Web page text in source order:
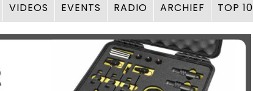
VIDEOS EVENTS RADIO ARCHIEF TOP 10